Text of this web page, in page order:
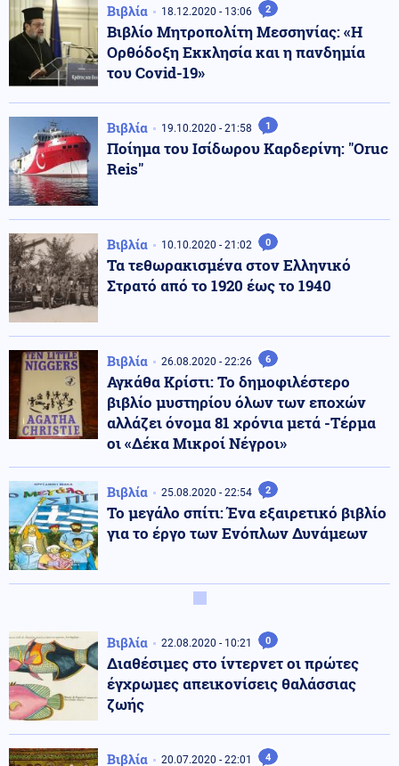
Βιβλία 18.12.2020 - 13:06 2
Βιβλίο Μητροπολίτη Μεσσηνίας: «Η
Ορθόδοξη Εκκλησία και η πανδημία
του Covid-19»
Βιβλία 19.10.2020 - 21:58 1
Ποίημα του Ισίδωρου Καρδερίνη: "Oruc
Reis"
Βιβλία 10.10.2020 - 21:02 0
Τα τεθωρακισμένα στον Ελληνικό
Στρατό από το 1920 έως το 1940
Βιβλία 26.08.2020 - 22:26 6
Αγκάθα Κρίστι: Το δημοφιλέστερο
βιβλίο μυστηρίου όλων των εποχών
αλλάζει όνομα 81 χρόνια μετά -Τέρμα
οι «Δέκα Μικροί Νέγροι»
Βιβλία 25.08.2020 - 22:54 2
Το μεγάλο σπίτι: Ένα εξαιρετικό βιβλίο
για το έργο των Ενόπλων Δυνάμεων
Βιβλία 22.08.2020 - 10:21 0
Διαθέσιμες στο ίντερνετ οι πρώτες
έγχρωμες απεικονίσεις θαλάσσιας
ζωής
Βιβλία 20.07.2020 - 22:01 4